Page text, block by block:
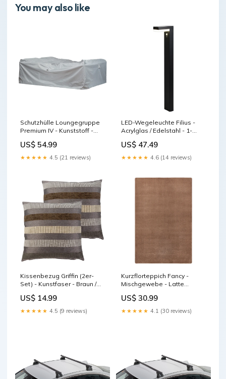
You may also like
Schutzhülle Loungegruppe
Premium IV - Kunststoff -
Garden decoration
US$ 54.99
★★★★★ 4.5 (21 reviews)
LED-Wegeleuchte Filius -
Acrylglas / Edelstahl - 1-
Indoor lighting
US$ 47.49
★★★★★ 4.6 (14 reviews)
Kissenbezug Griffin (2er-
Set) - Kunstfaser - Braun /
Accessories
US$ 14.99
★★★★★ 4.5 (9 reviews)
Kurzflorteppich Fancy -
Mischgewebe - Latte
Home > Bathroom >
Bathroom accessories
US$ 30.99
★★★★★ 4.1 (30 reviews)